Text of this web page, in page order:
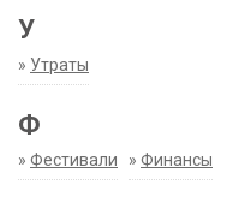
У
» Утраты
Ф
» Фестивали » Финансы